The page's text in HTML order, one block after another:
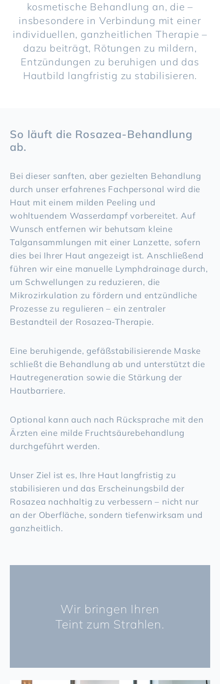
kosmetische Behandlung an, die –
insbesondere in Verbindung mit einer
individuellen, ganzheitlichen Therapie –
dazu beiträgt, Rötungen zu mildern,
Entzündungen zu beruhigen und das
Hautbild langfristig zu stabilisieren.
So läuft die Rosazea-Behandlung
ab.
Bei dieser sanften, aber gezielten Behandlung
durch unser erfahrenes Fachpersonal wird die
Haut mit einem milden Peeling und
wohltuendem Wasserdampf vorbereitet. Auf
Wunsch entfernen wir behutsam kleine
Talgansammlungen mit einer Lanzette, sofern
dies bei Ihrer Haut angezeigt ist. Anschließend
führen wir eine manuelle Lymphdrainage durch,
um Schwellungen zu reduzieren, die
Mikrozirkulation zu fördern und entzündliche
Prozesse zu regulieren – ein zentraler
Bestandteil der Rosazea-Therapie.
Eine beruhigende, gefäßstabilisierende Maske
schließt die Behandlung ab und unterstützt die
Hautregeneration sowie die Stärkung der
Hautbarriere.
Optional kann auch nach Rücksprache mit den
Ärzten eine milde Fruchtsäurebehandlung
durchgeführt werden.
Unser Ziel ist es, Ihre Haut langfristig zu
stabilisieren und das Erscheinungsbild der
Rosazea nachhaltig zu verbessern – nicht nur
an der Oberfläche, sondern tiefenwirksam und
ganzheitlich.
Wir bringen Ihren
Teint zum Strahlen.